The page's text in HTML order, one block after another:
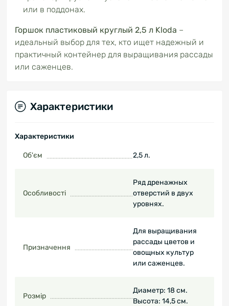
или в поддонах.
Горшок пластиковый круглый 2,5 л Kloda –
идеальный выбор для тех, кто ищет надежный и
практичный контейнер для выращивания рассады
или саженцев.
Характеристики
Характеристики
Об'єм 2,5 л.
Особливості
Ряд дренажных
отверстий в двух
уровнях.
Призначення
Для выращивания
рассады цветов и
овощных культур
или саженцев.
Розмір
Диаметр: 18 см.
Высота: 14,5 см.